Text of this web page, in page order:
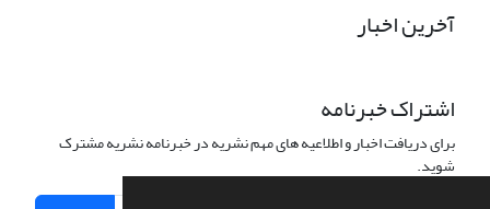
آخرین اخبار
اشتراک خبرنامه
برای دریافت اخبار و اطلاعیه های مهم نشریه در خبرنامه نشریه مشترک
شوید.